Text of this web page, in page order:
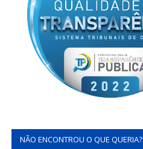
NÃO ENCONTROU O QUE QUERIA?